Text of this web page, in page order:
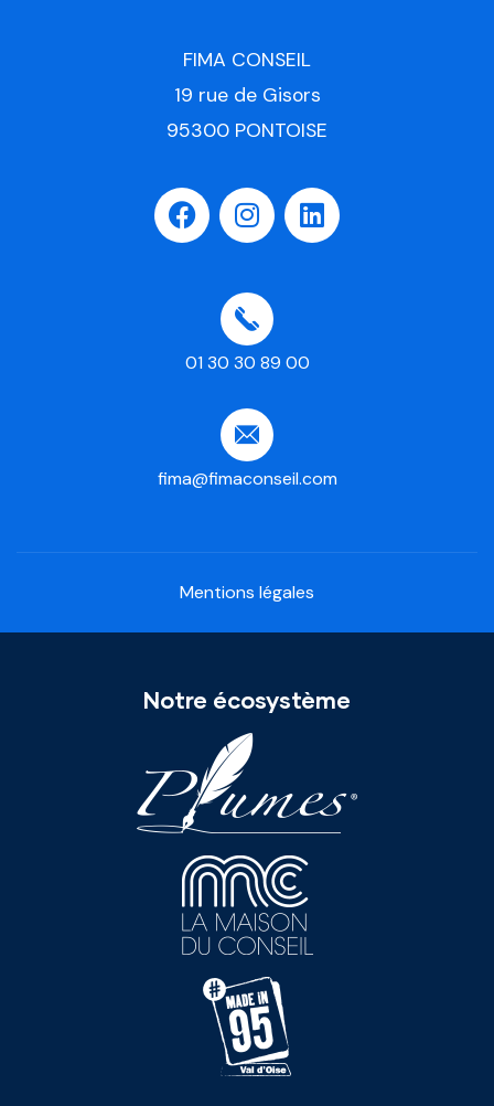
FIMA CONSEIL
19 rue de Gisors
95300 PONTOISE
01 30 30 89 00
fima@fimaconseil.com
Mentions légales
Notre écosystème